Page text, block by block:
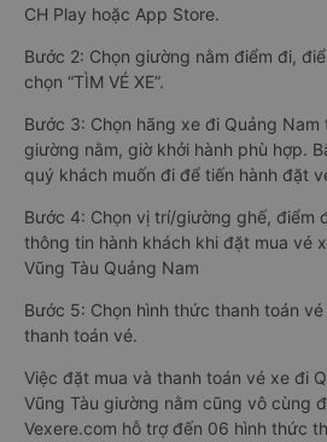
CH Play hoặc App Store.
Bước 2: Chọn giường nằm điểm đi,
chọn “TÌM VÉ XE”.
Bước 3: Chọn hãng xe đi Quảng Nam
giường nằm, giờ khởi hành phù hợp.
quý khách muốn đi để tiến hành đặt
Bước 4: Chọn vị trí/giường ghế, điểm
thông tin hành khách khi đặt mua vé
Vũng Tàu Quảng Nam
Bước 5: Chọn hình thức thanh toán
thanh toán vé.
Việc đặt mua và thanh toán vé xe đi
Vũng Tàu giường nằm cũng vô cùng
Vexere.com hỗ trợ đến 06 hình thức